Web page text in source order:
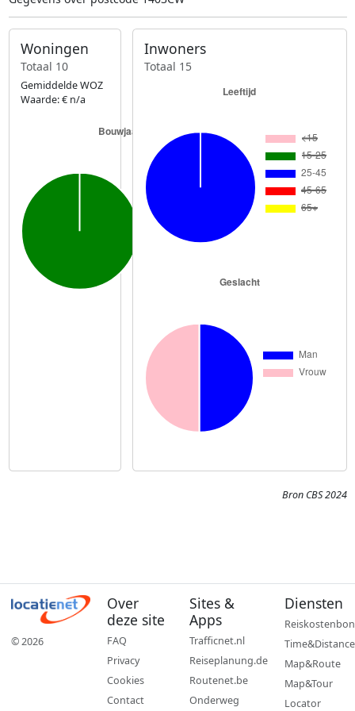
Woningen
Totaal 10
Gemiddelde WOZ
Waarde: € n/a
Inwoners
Totaal 15
Bron CBS 2024
© 2026
Over
deze site
FAQ
Privacy
Cookies
Contact
Sites &
Apps
Trafficnet.nl
Reiseplanung.de
Routenet.be
Onderweg
Diensten
Reiskostenbon
Time&Distance
Map&Route
Map&Tour
Locator